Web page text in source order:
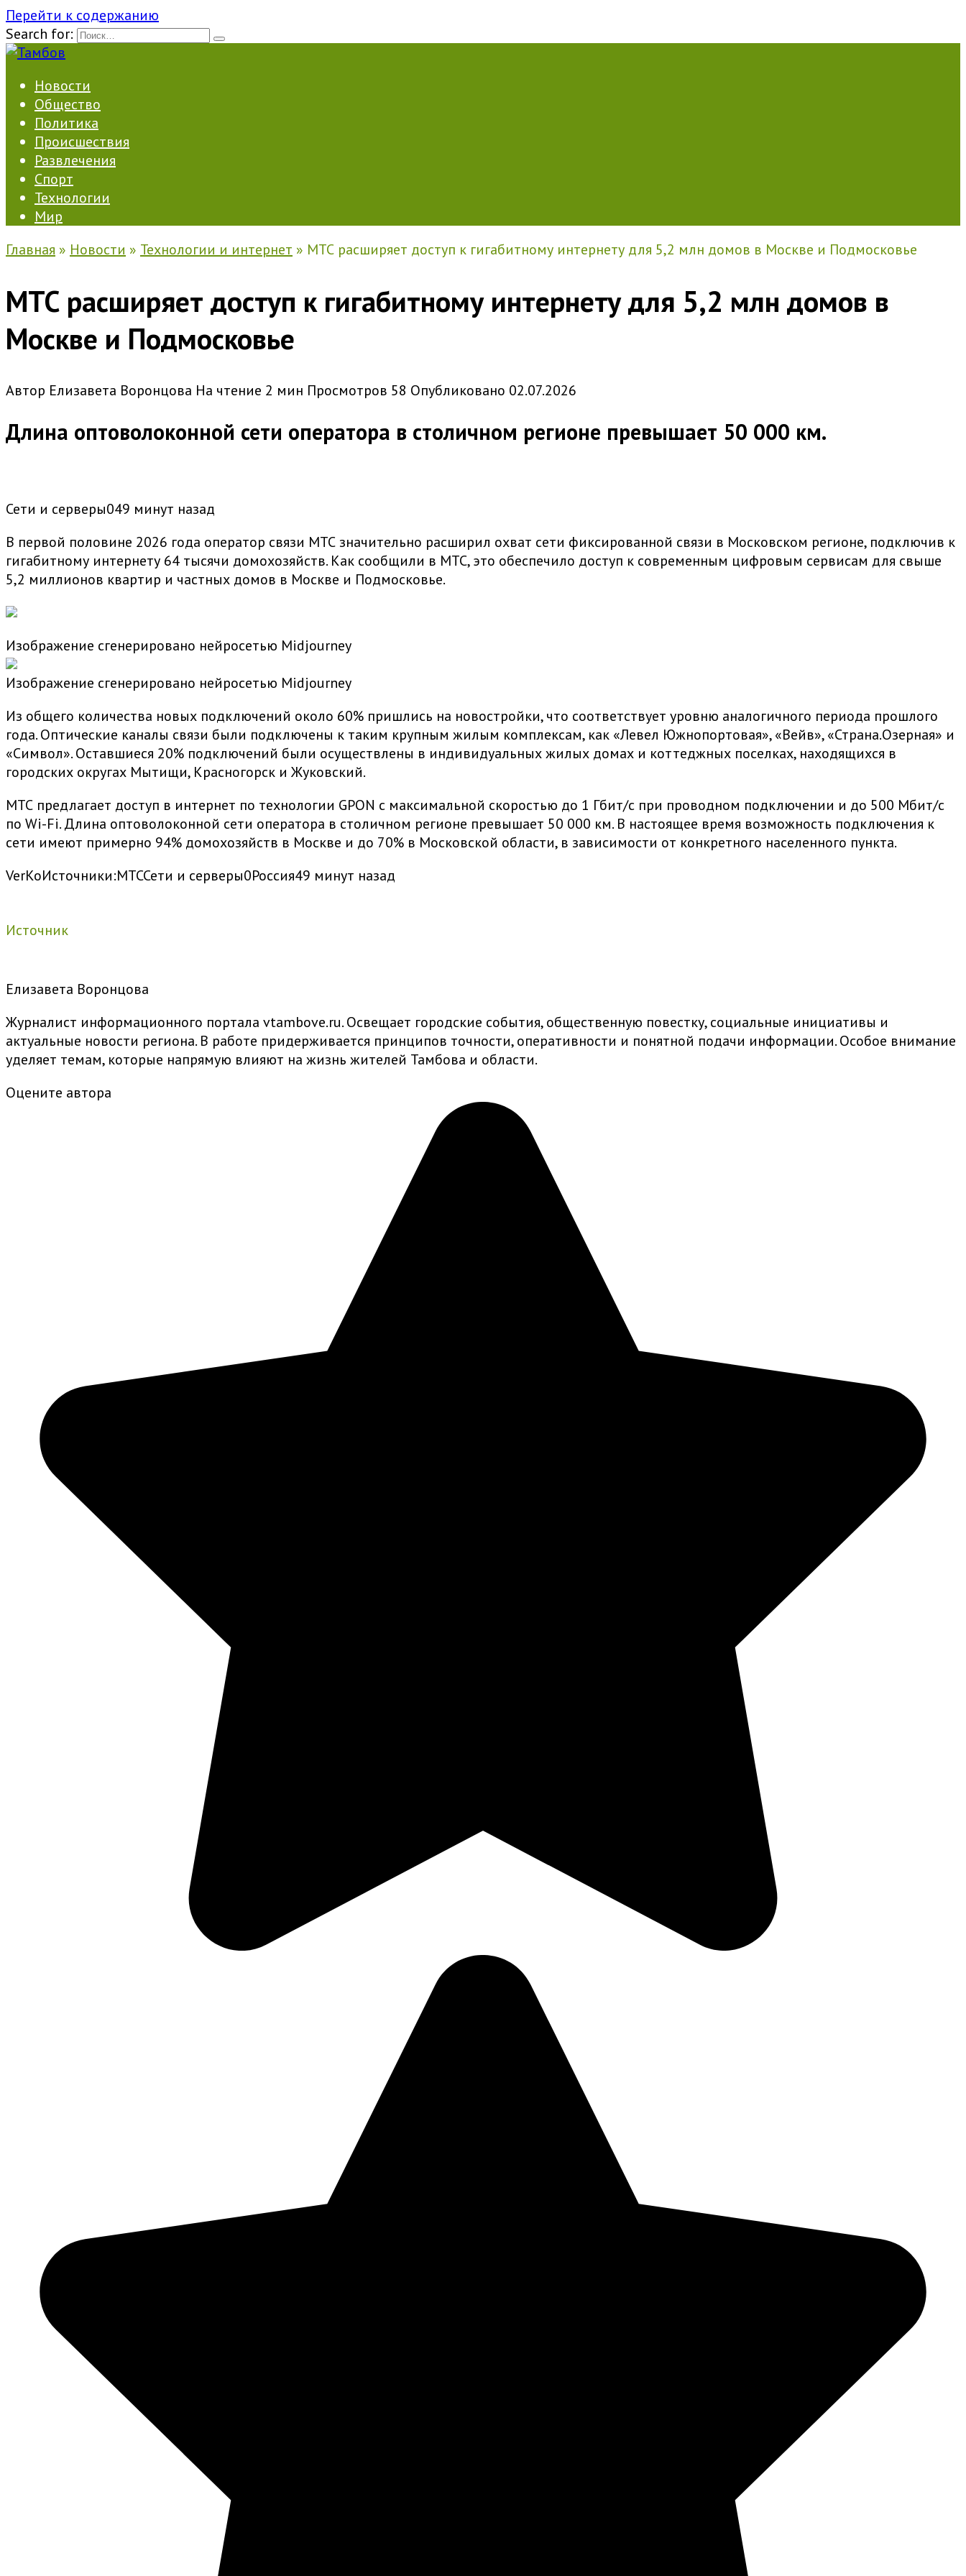
Перейти к содержанию
Search for:
Новости
Общество
Политика
Происшествия
Развлечения
Спорт
Технологии
Мир
Главная » Новости » Технологии и интернет » МТС расширяет доступ к гигабитному интернету для 5,2 млн домов в Москве и Подмосковье
МТС расширяет доступ к гигабитному интернету для 5,2 млн домов в
Москве и Подмосковье
Автор Елизавета Воронцова На чтение 2 мин Просмотров 58 Опубликовано 02.07.2026
Длина оптоволоконной сети оператора в столичном регионе превышает 50 000 км.
Сети и серверы049 минут назад
В первой половине 2026 года оператор связи МТС значительно расширил охват сети фиксированной связи в Московском регионе, подключив к
гигабитному интернету 64 тысячи домохозяйств. Как сообщили в МТС, это обеспечило доступ к современным цифровым сервисам для свыше
5,2 миллионов квартир и частных домов в Москве и Подмосковье.
Изображение сгенерировано нейросетью Midjourney
Изображение сгенерировано нейросетью Midjourney
Из общего количества новых подключений около 60% пришлись на новостройки, что соответствует уровню аналогичного периода прошлого
года. Оптические каналы связи были подключены к таким крупным жилым комплексам, как «Левел Южнопортовая», «Вейв», «Страна.Озерная» и
«Символ». Оставшиеся 20% подключений были осуществлены в индивидуальных жилых домах и коттеджных поселках, находящихся в
городских округах Мытищи, Красногорск и Жуковский.
МТС предлагает доступ в интернет по технологии GPON с максимальной скоростью до 1 Гбит/с при проводном подключении и до 500 Мбит/с
по Wi-Fi. Длина оптоволоконной сети оператора в столичном регионе превышает 50 000 км. В настоящее время возможность подключения к
сети имеют примерно 94% домохозяйств в Москве и до 70% в Московской области, в зависимости от конкретного населенного пункта.
VerKoИсточники:МТССети и серверы0Россия49 минут назад
Источник
Елизавета Воронцова
Журналист информационного портала vtambove.ru. Освещает городские события, общественную повестку, социальные инициативы и
актуальные новости региона. В работе придерживается принципов точности, оперативности и понятной подачи информации. Особое внимание
уделяет темам, которые напрямую влияют на жизнь жителей Тамбова и области.
Оцените автора